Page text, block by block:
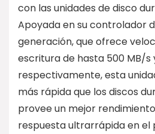
con las unidades de disco
Apoyada en su controlador
generación, que ofrece
escritura de hasta 500 MB/s
respectivamente, esta
más rápida que los discos
provee un mejor
respuesta ultrarrápida en el